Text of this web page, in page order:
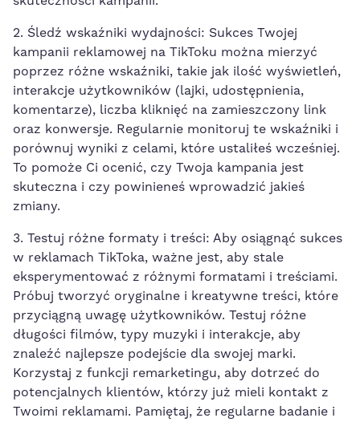
2. ⁤Śledź wskaźniki wydajności: Sukces Twojej
kampanii reklamowej na TikToku można mierzyć
poprzez różne wskaźniki, takie jak ilość wyświetleń,
interakcje użytkowników (lajki, udostępnienia,
komentarze), liczba kliknięć na zamieszczony link
oraz konwersje. Regularnie ​monitoruj te wskaźniki i​
porównuj wyniki z celami, które ustaliłeś wcześniej.
To pomoże Ci ocenić, czy Twoja kampania jest
⁣skuteczna i czy ⁤powinieneś wprowadzić jakieś
zmiany.
3. Testuj różne ‌formaty i treści: Aby osiągnąć ​sukces
w‌ reklamach TikToka,​ ważne jest, aby stale
eksperymentować z różnymi ‍formatami i treściami.
Próbuj tworzyć oryginalne i kreatywne treści, które
przyciągną ‌uwagę użytkowników. Testuj różne
długości filmów, ⁤typy muzyki ‌i interakcje, aby
znaleźć najlepsze podejście dla ⁣swojej ‍marki.
Korzystaj z ⁣funkcji remarketingu, aby dotrzeć ‌do
potencjalnych klientów, którzy już mieli kontakt z
Twoimi reklamami. Pamiętaj, że regularne badanie i